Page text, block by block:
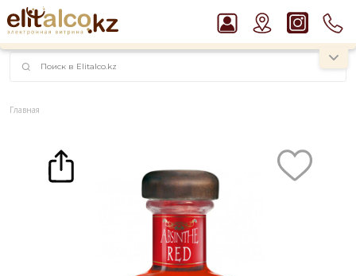
наименований!
instagram.com/rojo.kz
Рекомендуем
Водка Smirnoff Red Vodka 37,5%
Виски Talisker 10 YO Malt 45,8% in Box
Ром Captain Morgan White 37,5%
Джин Gordon`s London Dry Gin 37,5%
Пиво Guinness Draught 4,2% Can
Главная